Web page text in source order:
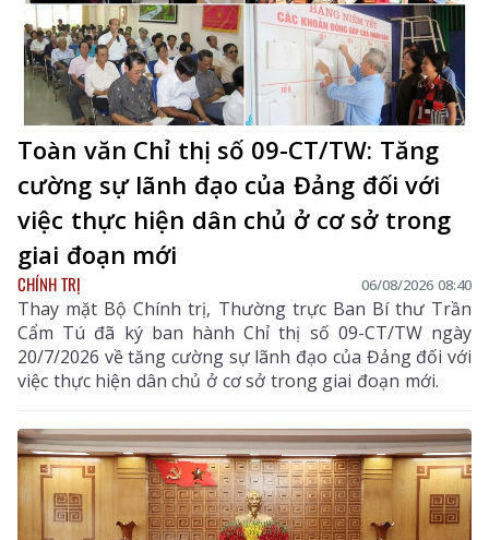
Toàn văn Chỉ thị số 09-CT/TW: Tăng
cường sự lãnh đạo của Đảng đối với
việc thực hiện dân chủ ở cơ sở trong
giai đoạn mới
CHÍNH TRỊ 06/08/2026 08:40
Thay mặt Bộ Chính trị, Thường trực Ban Bí thư Trần
Cẩm Tú đã ký ban hành Chỉ thị số 09-CT/TW ngày
20/7/2026 về tăng cường sự lãnh đạo của Đảng đối với
việc thực hiện dân chủ ở cơ sở trong giai đoạn mới.